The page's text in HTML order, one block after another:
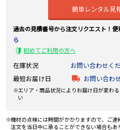
簡単レンタル見
過去の見積番号から注文リクエスト！
ら
初めてご利用の方へ
在庫状況
お問い合わせく
最短お届け日
お問い合わ
エリア・商品状況によりお届け日が変わ
い
機材の点検には時間がかかりますので、ご
注文を当日中に承ることができない場合もあ